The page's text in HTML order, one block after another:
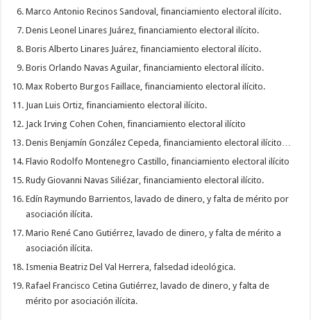
Marco Antonio Recinos Sandoval, financiamiento electoral ilícito.
Denis Leonel Linares Juárez, financiamiento electoral ilícito.
Boris Alberto Linares Juárez, financiamiento electoral ilícito.
Boris Orlando Navas Aguilar, financiamiento electoral ilícito.
Max Roberto Burgos Faillace, financiamiento electoral ilícito.
Juan Luis Ortiz, financiamiento electoral ilícito.
Jack Irving Cohen Cohen, financiamiento electoral ilícito
Denis Benjamín González Cepeda, financiamiento electoral ilícito…
Flavio Rodolfo Montenegro Castillo, financiamiento electoral ilícito
Rudy Giovanni Navas Siliézar, financiamiento electoral ilícito.
Edín Raymundo Barrientos, lavado de dinero, y falta de mérito por
asociación ilícita.
Mario René Cano Gutiérrez, lavado de dinero, y falta de mérito a
asociación ilícita.
Ismenia Beatriz Del Val Herrera, falsedad ideológica.
Rafael Francisco Cetina Gutiérrez, lavado de dinero, y falta de
mérito por asociación ilícita.